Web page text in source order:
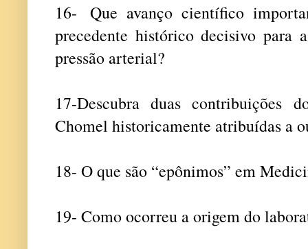
16-
Que avanço científico
precedente histórico decisivo para
pressão arterial?
17-Descubra duas contribuições
Chomel historicamente atribuídas a
18- O que são “epônimos” em
19- Como ocorreu a origem do